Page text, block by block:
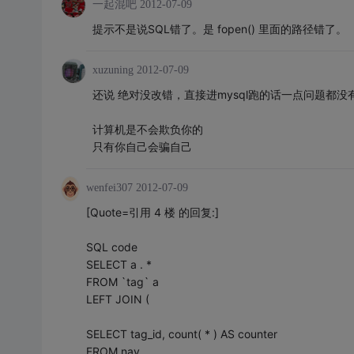
一起混吧 2012-07-09
提示不是说SQL错了。是 fopen() 里面的路径错了。
xuzuning 2012-07-09
还说 绝对没改错，直接进mysql跑的话一点问题都没
计算机是不会欺负你的
只有你自己会骗自己
wenfei307 2012-07-09
[Quote=引用 4 楼 的回复:]
SQL code
SELECT a . *
FROM `tag` a
LEFT JOIN (
SELECT tag_id, count( * ) AS counter
FROM nav